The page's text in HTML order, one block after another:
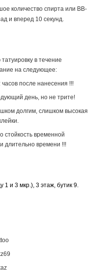
количество спирта или BB-
и вперед 10 секунд.
в течение
на следующее:
после нанесения !!!
день, но не трите!
долгим, слишком высокая
стойкость временной
длительно времени !!!
и 3 мкр.), 3 этаж, бутик 9.